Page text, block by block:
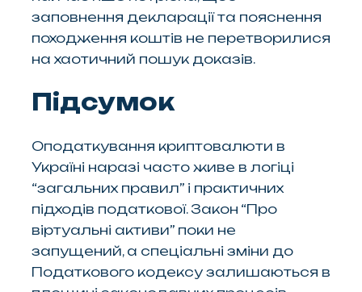
заповнення декларації та пояснення
походження коштів не перетворилися
на хаотичний пошук доказів.
Підсумок
Оподаткування криптовалюти в
Україні наразі часто живе в логіці
“загальних правил” і практичних
підходів податкової. Закон “Про
віртуальні активи” поки не
запущений, а спеціальні зміни до
Податкового кодексу залишаються в